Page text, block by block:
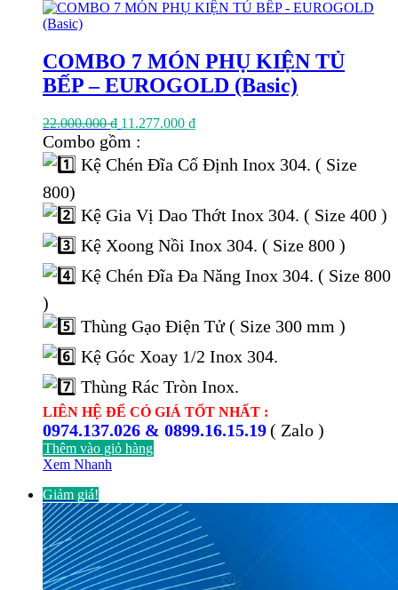
COMBO 7 MÓN PHỤ KIỆN TỦ
BẾP – EUROGOLD (Basic)
22.000.000₫ Giá
gốc
22.000.000 ₫.
11.277.000 ₫Giá
tại
là:
Combo gồm :
Kệ Chén Đĩa Cố Định Inox 304. ( Size
800)
Kệ Gia Vị Dao Thớt Inox 304. ( Size 400 )
Kệ Xoong Nồi Inox 304. ( Size 800 )
Kệ Chén Đĩa Đa Năng Inox 304. ( Size 800
)
Thùng Gạo Điện Tử ( Size 300 mm )
Kệ Góc Xoay 1/2 Inox 304.
Thùng Rác Tròn Inox.
LIÊN HỆ ĐỂ CÓ GIÁ TỐT NHẤT :
0974.137.026 & 0899.16.15.19( Zalo )
Thêm vào giỏ hàng
Xem Nhanh
Giảm giá!